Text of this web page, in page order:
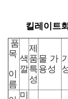
킬레이트
품
목
이
름
색
깔
제
품
특
성
물 가
용성
미